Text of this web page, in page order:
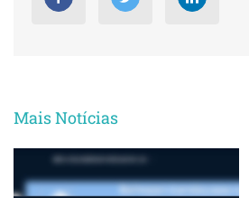
Mais Notícias